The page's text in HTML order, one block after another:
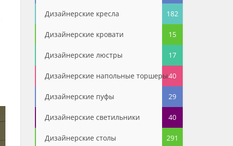
Дизайнерские кресла 182
Дизайнерские кровати 15
Дизайнерские люстры 17
Дизайнерские напольные торшеры40
Дизайнерские пуфы 29
Дизайнерские светильники 40
Дизайнерские столы 291